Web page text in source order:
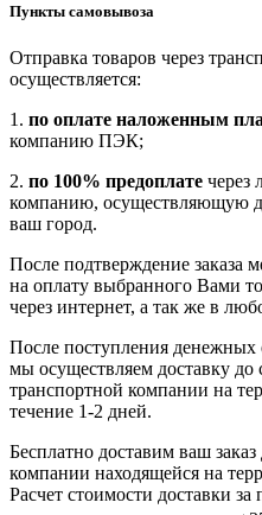
Пункты самовывоза
Отправка товаров через
осуществляется:
1. по оплате наложенным
компанию ПЭК;
2. по 100% предоплате через
компанию, осуществляющую
ваш город.
После подтверждение заказа
на оплату выбранного Вами
через интернет, а так же в
После поступления денежных
мы осуществляем доставку
транспортной компании на
течение 1-2 дней.
Бесплатно доставим ваш
компании находящейся на
Расчет стоимости доставки